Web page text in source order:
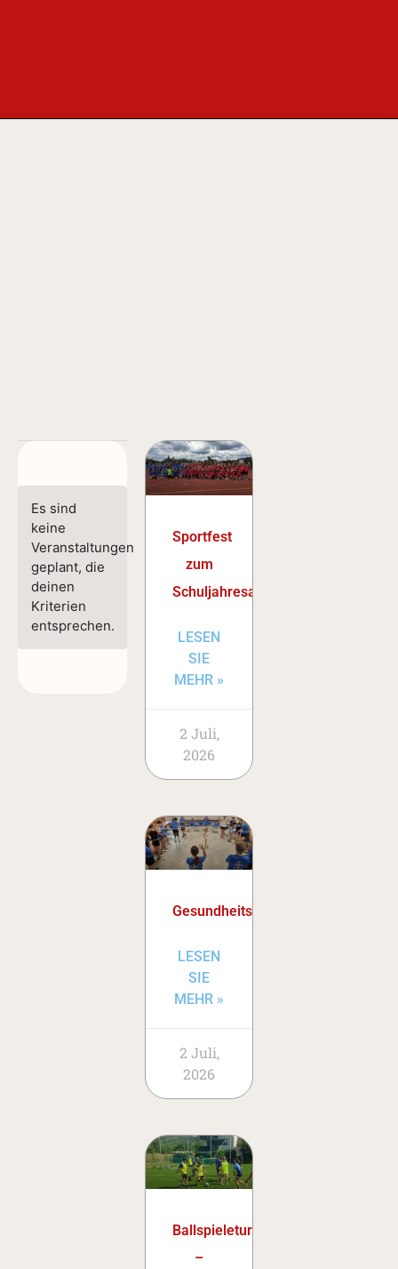
Es sind
keine
Veranstaltungen
geplant, die
deinen
Kriterien
entsprechen.
Sportfest
zum
Schuljahresabschluss
LESEN
SIE
MEHR »
2 Juli,
2026
Gesundheitstage
LESEN
SIE
MEHR »
2 Juli,
2026
Ballspieleturnier
–